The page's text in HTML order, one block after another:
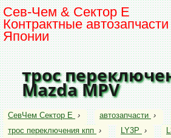
Сев-Чем & Сектор Е
Контрактные автозапчасти
Японии
трос
Mazda MPV
СевЧем Сектор Е › автозапчасти ›
трос переключения кпп › LY3P ›